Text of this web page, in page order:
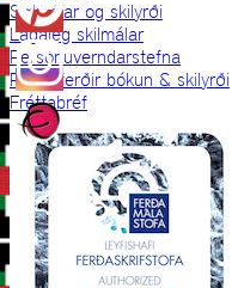
Skilmálar og skilyrði
Lagaleg skilmálar
Persónuverndarstefna
Prjónaferðir bókun & skilyrði
Fréttabréf